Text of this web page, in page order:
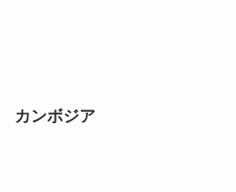
カンボジア